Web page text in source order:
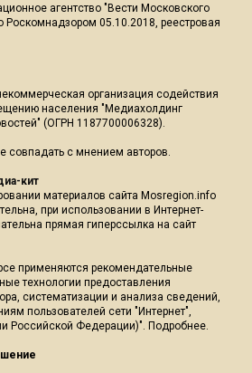
агентство "Вести Московского
Роскомнадзором 05.10.2018, реестровая
организация содействия
населения "Медиахолдинг
(ОГРН 1187700006328).
совпадать с мнением авторов.
кит
материалов сайта Mosregion.info
при использовании в Интернет-
прямая гиперссылка на сайт
применяются рекомендательные
технологии предоставления
систематизации и анализа сведений,
пользователей сети "Интернет",
Российской Федерации)". Подробнее.